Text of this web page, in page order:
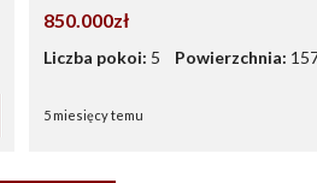
850.000zł
Liczba pokoi: 5 Powierzchnia:
5 miesięcy temu